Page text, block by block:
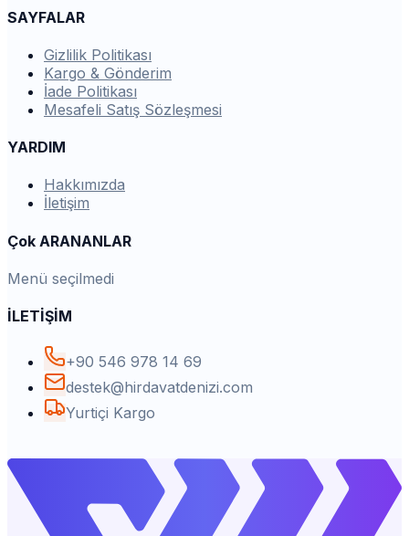
SAYFALAR
Gizlilik Politikası
Kargo & Gönderim
İade Politikası
Mesafeli Satış Sözleşmesi
YARDIM
Hakkımızda
İletişim
Çok ARANANLAR
Menü seçilmedi
İLETİŞİM
+90 546 978 14 69
destek@hirdavatdenizi.com
Yurtiçi Kargo